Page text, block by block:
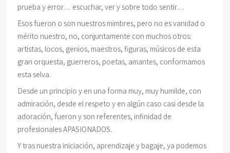
prueba y error… escuchar, ver y sobre todo sentir…
Esos fueron o son nuestros mimbres, pero no es vanidad o
mérito nuestro, no, conjuntamente con muchos otros:
artistas, locos, genios, maestros, figuras, músicos de esta
gran orquesta, guerreros, poetas, amantes, conformamos
esta selva.
Desde un principio y en una forma muy, muy humilde, con
admiración, desde el respeto y en algún caso casi desde la
adoración, fueron y son referentes, infinidad de
profesionales APASIONADOS.
Y tras nuestra iniciación, aprendizaje y bagaje, ya podemos